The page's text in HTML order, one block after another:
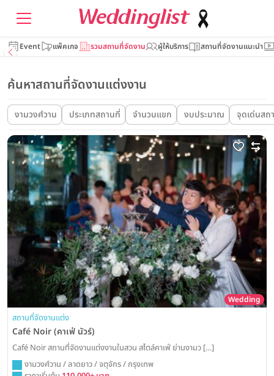
Event แพ็คเกจ รวมสถานที่จัดงาน ผู้ให้บริการ สถานที่จัดงานแนะนำ
ค้นหาสถานที่จัดงานแต่งงาน
งามวงศ์วาน ประเภทสถานที่ จำนวนแขก งบประมาณ จุดเด่นสถ
Wedding
สถานที่จัดงานแต่ง
Café Noir (คาเฟ่ นัวร์)
Café Noir สถานที่จัดงานแต่งงานในสวน สไตล์คาเฟ่ ย่านงามว […]
งามวงศ์วาน / ลาดยาว / จตุจักร / กรุงเทพ